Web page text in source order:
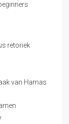
retoriek
van Hamas